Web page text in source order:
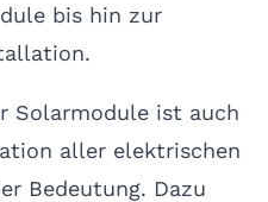
bis hin zur
Solarmodule ist auch
aller elektrischen
Bedeutung. Dazu